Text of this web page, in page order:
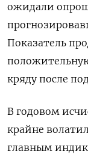
ожидали
Показатель
кряду после
В годовом
крайне
главным